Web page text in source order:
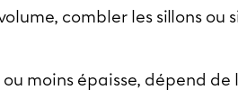
combler les sillons ou
moins épaisse, dépend de